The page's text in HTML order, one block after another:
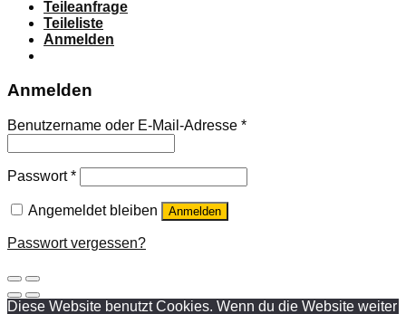
Teileanfrage
Teileliste
Anmelden
Anmelden
Benutzername oder E-Mail-Adresse *
Passwort*
Angemeldet bleiben Anmelden
Passwort vergessen?
Diese Website benutzt Cookies. Wenn du die Website weiter